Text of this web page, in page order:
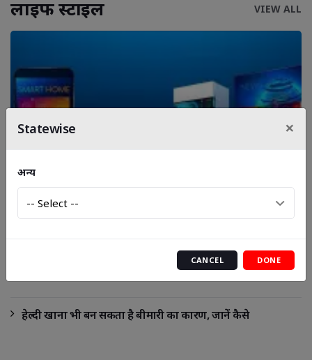
लाइफ स्‍टाइल VIEW ALL
स्मार्ट होम गैजेट्स जो बनाएंगे आपके घर को अधिक
सुविधाजनक और सुरक्षित
बारिश की बूंदों के साथ चेहरे की चमक भी रहे बरकरार, मानसून में ऐसे
हेल्दी खाना भी बन सकता है बीमारी का कारण, जानें कैसे
Statewise ×
अन्य
CANCEL DONE